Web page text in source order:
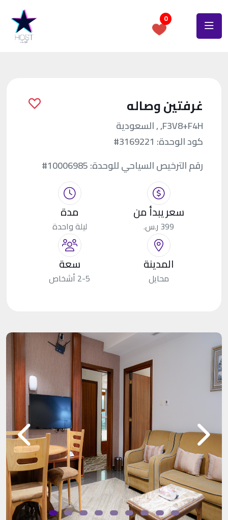
0
غرفتين وصاله
F3V8+F4H, , السعودية
كود الوحدة: #3169221
رقم الترخيص السياحي للوحدة:#10006985
سعر يبدأ من
399 ر.س.
مدة
ليلة واحدة
المدينة
محايل
سعة
2-5 أشخاص